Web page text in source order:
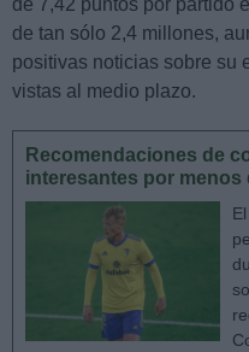
de 7,42 puntos por partido
de tan sólo 2,4 millones,
positivas noticias sobre su
vistas al medio plazo.
Recomendaciones de
interesantes por menos